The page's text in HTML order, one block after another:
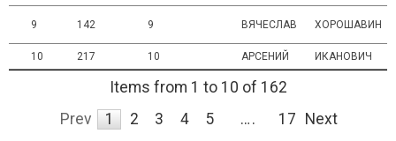
9 142 9 ВЯЧЕСЛАВ ХОРОШАВИН
10 217 10 АРСЕНИЙ ИКАНОВИЧ
Items from 1 to 10 of 162
Prev
1 2 3 4 5 … 17 Next